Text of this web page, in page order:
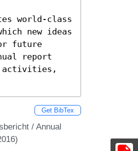
world-class
new ideas
future
report
activities,
Get BibTex
/ Annual